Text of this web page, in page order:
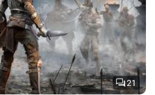
21